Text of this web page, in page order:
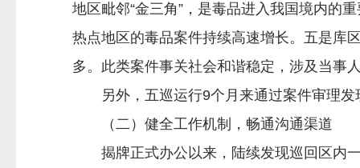
地区毗邻“金三角”，是毒品进入我国境内的
热点地区的毒品案件持续高速增长。五是库
多。此类案件事关社会和谐稳定，涉及当事
另外，五巡运行9个月来通过案件审理发
（二）健全工作机制，畅通沟通渠道
揭牌正式办公以来，陆续发现巡回区内一